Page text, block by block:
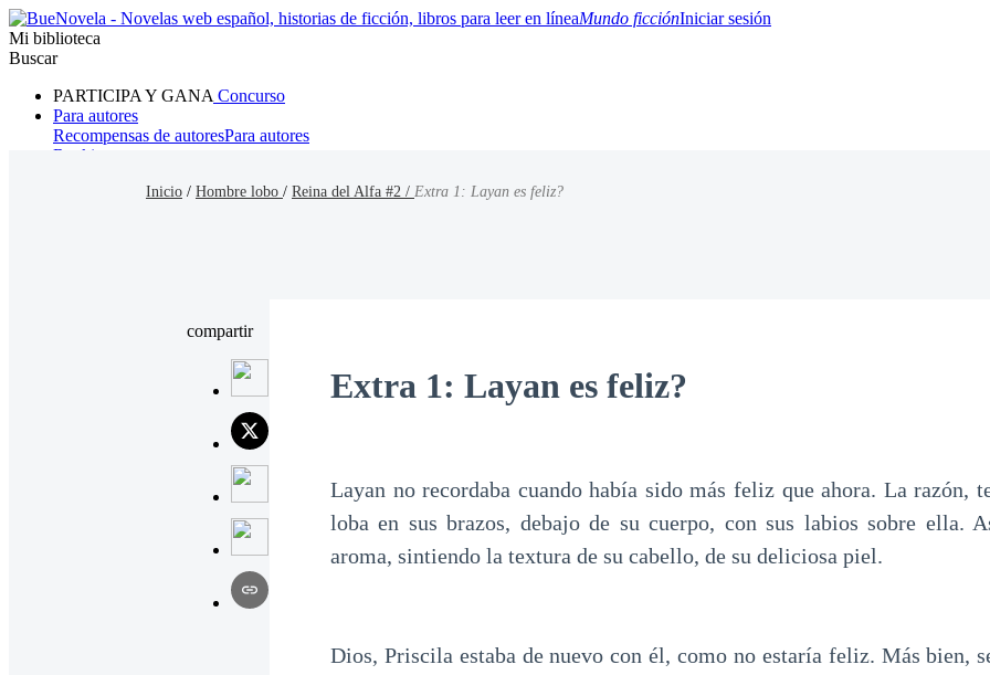
Mundo ficciónIniciar sesión
Mi biblioteca
Buscar
PARTICIPA Y GANA Concurso
Para autores
Recompensas de autoresPara autores
Ranking
Inicio / Hombre lobo / Reina del Alfa #2 / Extra 1: Layan es feliz?
compartir
Extra 1: Layan es feliz?
Layan no recordaba cuando había sido más feliz que ahora. La razón,
loba en sus brazos, debajo de su cuerpo, con sus labios sobre ella.
aroma, sintiendo la textura de su cabello, de su deliciosa piel.
Dios, Priscila estaba de nuevo con él, como no estaría feliz. Más bien,